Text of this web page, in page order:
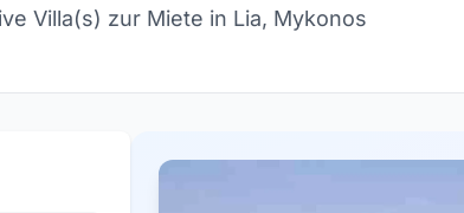
Villa(s) zur Miete in Lia, Mykonos